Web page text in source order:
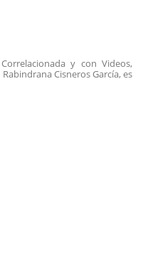
y con Videos,
Cisneros García, es